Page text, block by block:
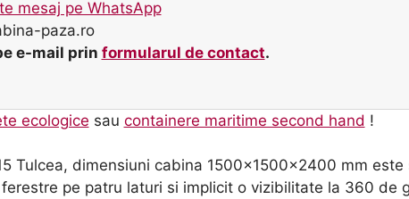
mesaj pe WhatsApp
paza.ro
e-mail prin formularul de contact.
ecologice sau containere maritime second hand !
Tulcea, dimensiuni cabina 1500x1500x2400 mm este
pe patru laturi si implicit o vizibilitate la 360 de